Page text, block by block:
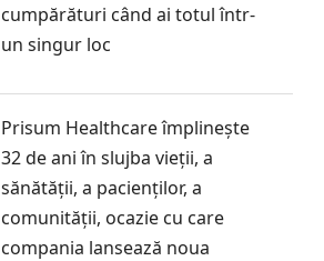
cumpărături când ai totul într-
un singur loc
Prisum Healthcare împlinește
32 de ani în slujba vieții, a
sănătății, a pacienților, a
comunității, ocazie cu care
compania lansează noua